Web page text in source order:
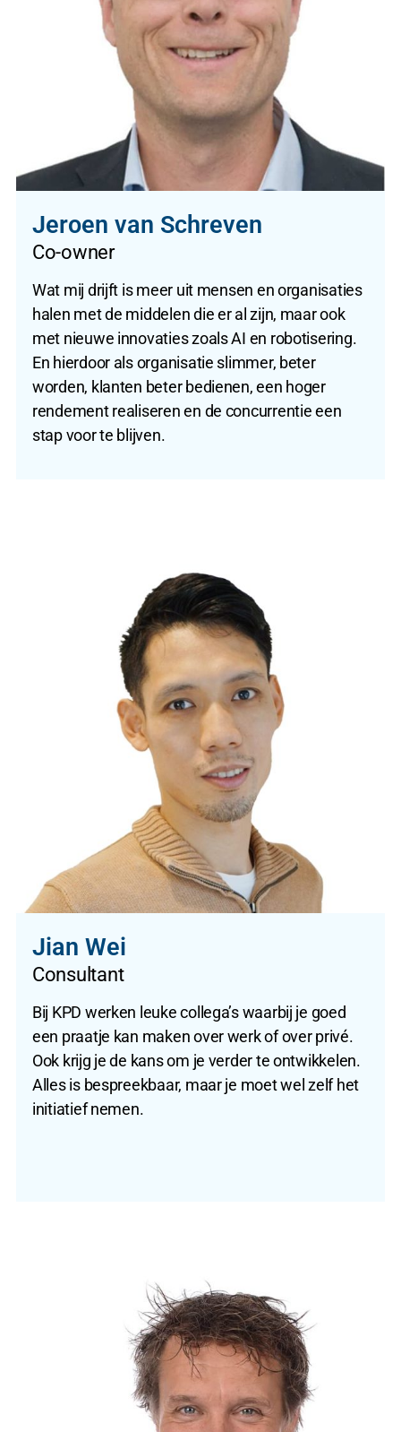
Jeroen van Schreven
Co-owner
Wat mij drijft is meer uit mensen en organisaties
halen met de middelen die er al zijn, maar ook
met nieuwe innovaties zoals AI en robotisering.
En hierdoor als organisatie slimmer, beter
worden, klanten beter bedienen, een hoger
rendement realiseren en de concurrentie een
stap voor te blijven.
Jian Wei
Consultant
Bij KPD werken leuke collega’s waarbij je goed
een praatje kan maken over werk of over privé.
Ook krijg je de kans om je verder te ontwikkelen.
Alles is bespreekbaar, maar je moet wel zelf het
initiatief nemen.